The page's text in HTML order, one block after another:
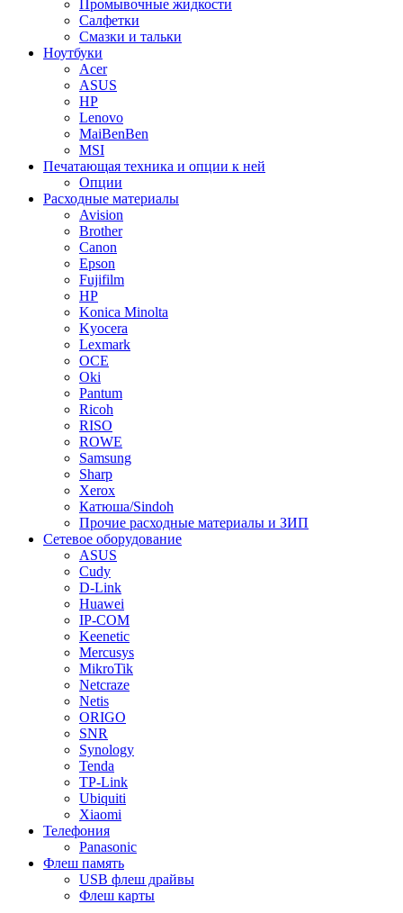
Промывочные жидкости
Салфетки
Смазки и тальки
Ноутбуки
Acer
ASUS
HP
Lenovo
MaiBenBen
MSI
Печатающая техника и опции к ней
Опции
Расходные материалы
Avision
Brother
Canon
Epson
Fujifilm
HP
Konica Minolta
Kyocera
Lexmark
OCE
Oki
Pantum
Ricoh
RISO
ROWE
Samsung
Sharp
Xerox
Катюша/Sindoh
Прочие расходные материалы и ЗИП
Сетевое оборудование
ASUS
Cudy
D-Link
Huawei
IP-COM
Keenetic
Mercusys
MikroTik
Netcraze
Netis
ORIGO
SNR
Synology
Tenda
TP-Link
Ubiquiti
Xiaomi
Телефония
Panasonic
Флеш память
USB флеш драйвы
Флеш карты